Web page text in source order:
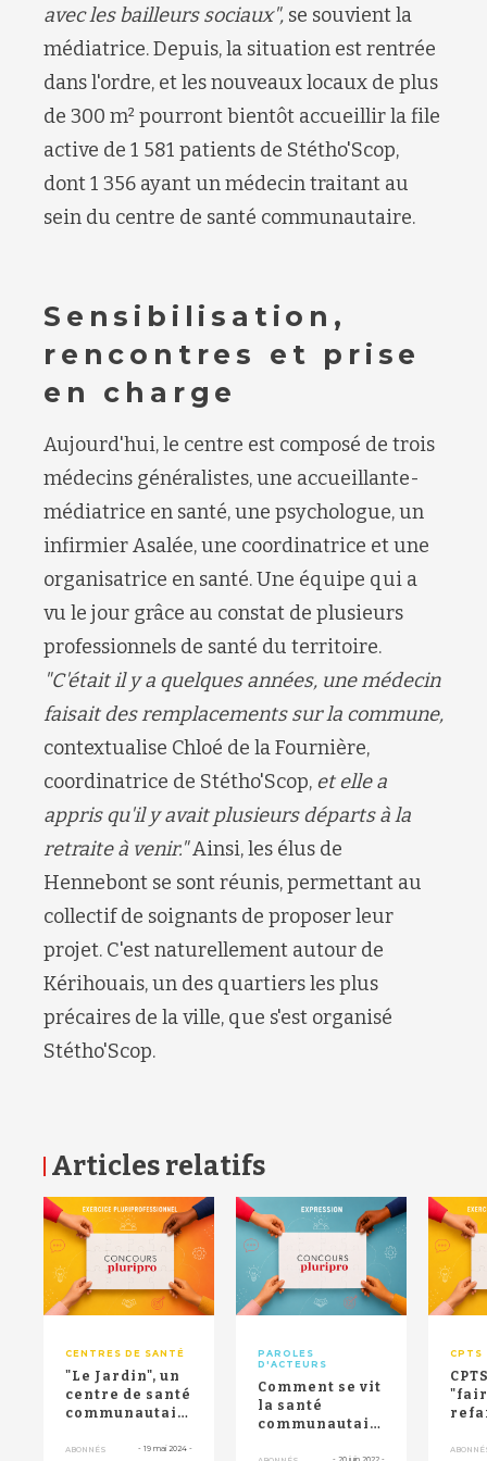
avec les bailleurs sociaux", se souvient la
médiatrice. Depuis, la situation est rentrée
dans l'ordre, et les nouveaux locaux de plus
de 300 m² pourront bientôt accueillir la file
active de 1 581 patients de Stétho'Scop,
dont 1 356 ayant un médecin traitant au
sein du centre de santé communautaire.
Sensibilisation,
rencontres et prise
en charge
Aujourd'hui, le centre est composé de trois
médecins généralistes, une accueillante-
médiatrice en santé, une psychologue, un
infirmier Asalée, une coordinatrice et une
organisatrice en santé. Une équipe qui a
vu le jour grâce au constat de plusieurs
professionnels de santé du territoire.
"C'était il y a quelques années, une médecin
faisait des remplacements sur la commune,
contextualise Chloé de la Fournière,
coordinatrice de Stétho'Scop, et elle a
appris qu'il y avait plusieurs départs à la
retraite à venir."Ainsi, les élus de
Hennebont se sont réunis, permettant au
collectif de soignants de proposer leur
projet. C'est naturellement autour de
Kérihouais, un des quartiers les plus
précaires de la ville, que s'est organisé
Stétho'Scop.
Articles relatifs
CENTRES DE SANTÉ
"Le Jardin", un
centre de santé
communautaire
qui cultiv...
ABONNÉS - 19 mai 2024 -
PAROLES
D'ACTEURS
Comment se vit
la santé
communautaire
CPTS
sur
RETOUR HAUT DE PAGE